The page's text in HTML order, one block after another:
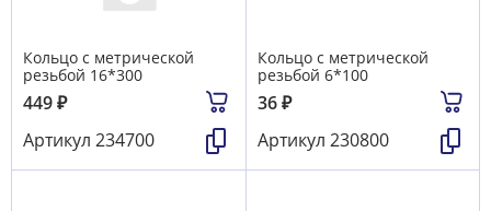
Кольцо с метрической
резьбой 16*300
449₽
Артикул 234700
Кольцо с метрической
резьбой 6*100
36₽
Артикул 230800